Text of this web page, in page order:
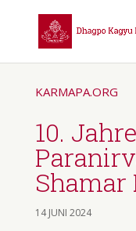
KARMAPA.ORG
10.
Shamar
14 JUNI 2024